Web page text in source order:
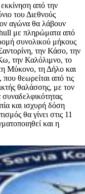
από την
του Διεθνούς
αγώνα θα λάβουν
με πληρώματα από
συνολικού μήκους
την Κάσο, την
την Καλόλιμνο, το
Μύκονο, τη Δήλο και
θεωρείται από τις
θαλάσσης, με τον
και ισχυρή δόση
θα γίνει στις 11
και η